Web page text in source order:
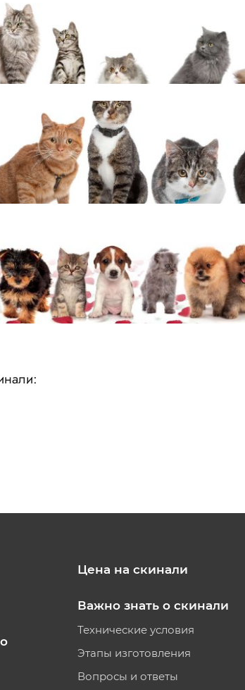
Цена на скинали
Важно знать о скинали
Технические условия
Этапы изготовления
Вопросы и ответы